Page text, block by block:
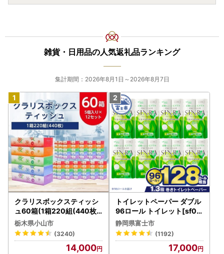
雑貨・日用品の人気返礼品ランキング
集計期間：2026年8月1日～2026年8月7日
クラリスボックスティッシ
ュ60箱(1箱220組(440枚))
(5個入り×12セット)【配送
不可地域：離島・沖縄県】
【1256759】
栃木県小山市
(3240)
14,000
トイレットペーパー ダブル
96ロール トイレット[sf00
1-012]
静岡県富士市
(1192)
17,000